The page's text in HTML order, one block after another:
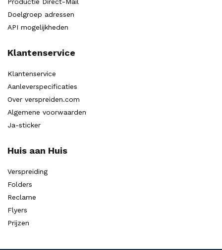
Productie Direct-Mail
Doelgroep adressen
API mogelijkheden
Klantenservice
Klantenservice
Aanleverspecificaties
Over verspreiden.com
Algemene voorwaarden
Ja-sticker
Huis aan Huis
Verspreiding
Folders
Reclame
Flyers
Prijzen